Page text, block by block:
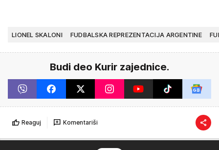
LIONEL SKALONI FUDBALSKA REPREZENTACIJA ARGENTINE
Budi deo Kurir zajednice.
Reaguj Komentariši